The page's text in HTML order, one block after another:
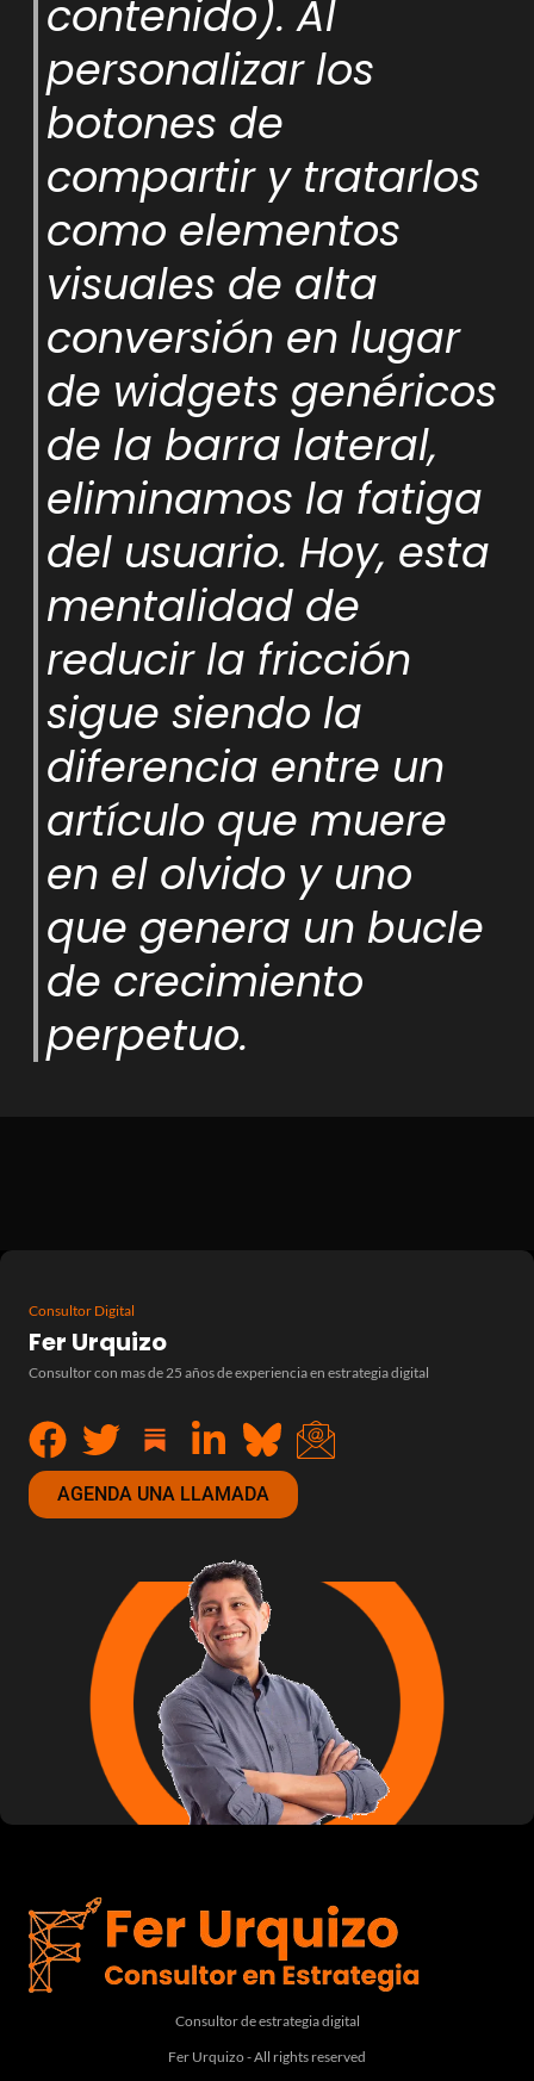
contenido). Al
personalizar los
botones de
compartir y tratarlos
como elementos
visuales de alta
conversión en lugar
de widgets genéricos
de la barra lateral,
eliminamos la fatiga
del usuario. Hoy, esta
mentalidad de
reducir la fricción
sigue siendo la
diferencia entre un
artículo que muere
en el olvido y uno
que genera un bucle
de crecimiento
perpetuo.
Consultor Digital
Fer Urquizo
Consultor con mas de 25 años de experiencia en estrategia digital
AGENDA UNA LLAMADA
Consultor de estrategia digital
Fer Urquizo - All rights reserved